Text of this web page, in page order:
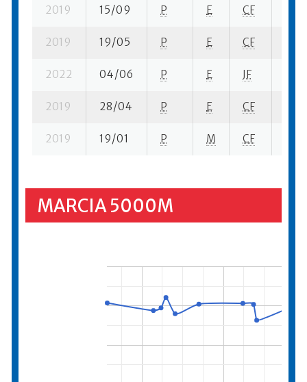
2019 15/09 P E CF
2019 19/05 P E CF
2022 04/06 P E JF
2019 28/04 P E CF
2019 19/01 P M CF
MARCIA 5000M